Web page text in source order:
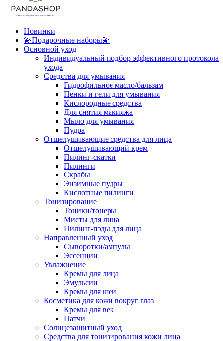
Новинки
💫Подарочные наборы💫
Основной уход
Индивидуальный подбор эффективного протокола
ухода
Средства для умывания
Гидрофильное масло/бальзам
Пенки и гели для умывания
Кислородные средства
Для снятия макияжа
Мыло для умывания
Пудра
Отшелушивающие средства для лица
Отшелушивающий крем
Пилинг-скатки
Пилинги
Скрабы
Энзимные пудры
Кислотные пилинги
Тонизирование
Тоники/тонеры
Мисты для лица
Пилинг-пэды для лица
Направленный уход
Сыворотки/ампулы
Эссенции
Увлажнение
Кремы для лица
Эмульсии
Кремы для шеи
Косметика для кожи вокруг глаз
Кремы для век
Патчи
Солнцезащитный уход
Средства для тонизирования кожи лица